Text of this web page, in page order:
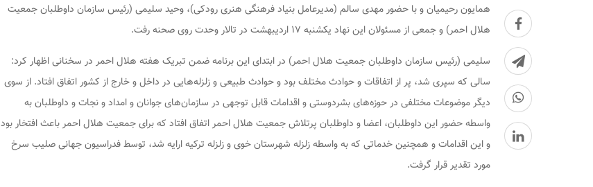
همایون رحیمیان و با حضور مهدی سالم (مدیرعامل بنیاد فرهنگی هنری رودکی)، وحید سلیمی (رئیس سازمان داوطلبان جمعیت
هلال احمر) و جمعی از مسئولان این نهاد یکشنبه ۱۷ اردیبهشت در تالار وحدت روی صحنه رفت.
سلیمی (رئیس سازمان داوطلبان جمعیت هلال احمر) در ابتدای این برنامه ضمن تبریک هفته هلال احمر در سخنانی اظهار کرد:
سالی که سپری شد، پر از اتفاقات و حوادث مختلف بود و حوادث طبیعی و زلزله‌هایی در داخل و خارج از کشور اتفاق افتاد. از سوی
دیگر موضوعات مختلفی در حوزه‌های بشردوستی و اقدامات قابل توجهی در سازمان‌های جوانان و امداد و نجات و داوطلبان به
واسطه حضور این داوطلبان، اعضا و داوطلبان پرتلاش جمعیت هلال احمر اتفاق افتاد که برای جمعیت هلال احمر باعث افتخار بود
و این اقدامات و همچنین خدماتی که به واسطه زلزله شهرستان خوی و زلزله ترکیه ارایه شد، توسط فدراسیون جهانی صلیب سرخ
مورد تقدیر قرار گرفت.